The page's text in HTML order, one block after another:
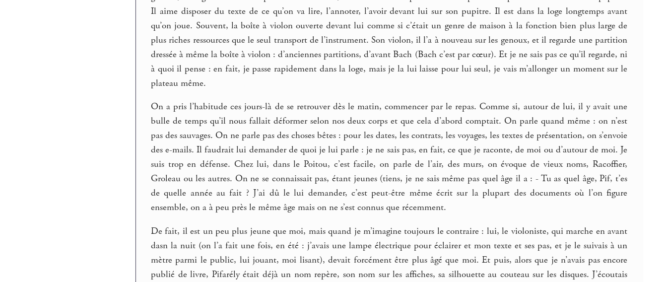
Il aime disposer du texte de ce qu’on va lire, l’annoter, l’avoir devant lui sur son pupitre. Il est dans la loge longtemps avant
qu’on joue. Souvent, la boîte à violon ouverte devant lui comme si c’était un genre de maison à la fonction bien plus large de
plus riches ressources que le seul transport de l’instrument. Son violon, il l’a à nouveau sur les genoux, et il regarde une partition
dressée à même la boîte à violon : d’anciennes partitions, d’avant Bach (Bach c’est par cœur). Et je ne sais pas ce qu’il regarde, ni
à quoi il pense : en fait, je passe rapidement dans la loge, mais je la lui laisse pour lui seul, je vais m’allonger un moment sur le
plateau même.
On a pris l’habitude ces jours-là de se retrouver dès le matin, commencer par le repas. Comme si, autour de lui, il y avait une
bulle de temps qu’il nous fallait déformer selon nos deux corps et que cela d’abord comptait. On parle quand même : on n’est
pas des sauvages. On ne parle pas des choses bêtes : pour les dates, les contrats, les voyages, les textes de présentation, on s’envoie
des e-mails. Il faudrait lui demander de quoi je lui parle : je ne sais pas, en fait, ce que je raconte, de moi ou d’autour de moi. Je
suis trop en défense. Chez lui, dans le Poitou, c’est facile, on parle de l’air, des murs, on évoque de vieux noms, Racoffier,
Groleau ou les autres. On ne se connaissait pas, étant jeunes (tiens, je ne sais même pas quel âge il a : - Tu as quel âge, Pif, t’es
de quelle année au fait ? J’ai dû le lui demander, c’est peut-être même écrit sur la plupart des documents où l’on figure
ensemble, on a à peu près le même âge mais on ne s’est connus que récemment.
De fait, il est un peu plus jeune que moi, mais quand je m’imagine toujours le contraire : lui, le violoniste, qui marche en avant
dasn la nuit (on l’a fait une fois, en été : j’avais une lampe électrique pour éclairer et mon texte et ses pas, et je le suivais à un
mètre parmi le public, lui jouant, moi lisant), devait forcément être plus âgé que moi. Et puis, alors que je n’avais pas encore
publié de livre, Pifarély était déjà un nom repère, son nom sur les affiches, sa silhouette au couteau sur les disques. J’écoutais